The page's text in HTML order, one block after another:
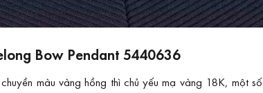
Bow Pendant 5440636
màu vàng hồng thì chủ yếu mạ vàng 18K, một